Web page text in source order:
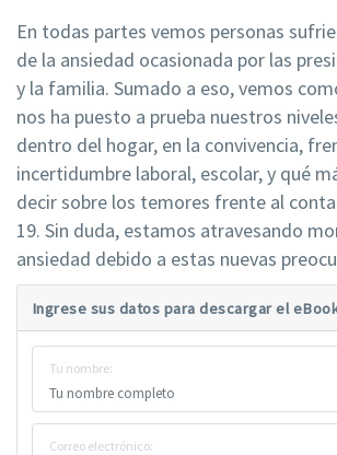
En todas partes vemos personas
de la ansiedad ocasionada por las
y la familia. Sumado a eso, vemos
nos ha puesto a prueba nuestros
dentro del hogar, en la convivencia,
incertidumbre laboral, escolar, y qué
decir sobre los temores frente al
19. Sin duda, estamos atravesando
ansiedad debido a estas nuevas
Ingrese sus datos para descargar el
Tu nombre:
Correo electrónico: